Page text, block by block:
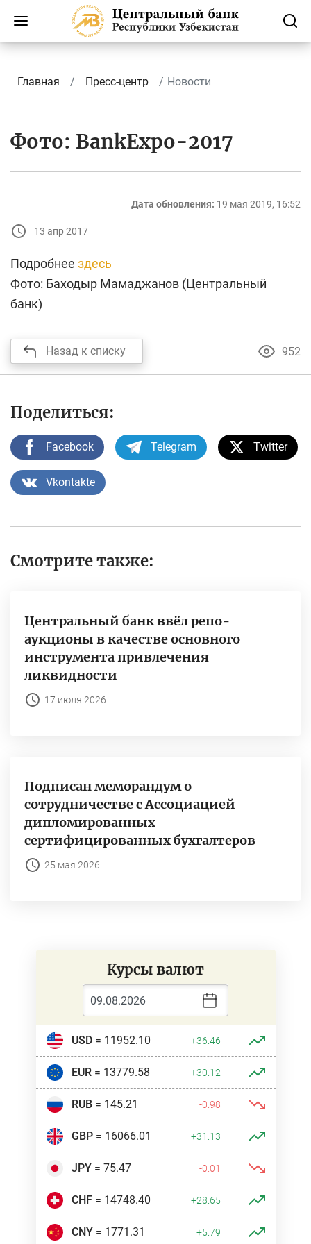
Главная Пресс-центр Новости
Фото: BankExpo-2017
Дата обновления: 19 мая 2019, 16:52
13 апр 2017
Подробнее здесь
Фото: Баходыр Мамаджанов (Центральный
банк)
Назад к списку 952
Поделиться:
Facebook Telegram Twitter
Vkontakte
Смотрите также:
Центральный банк ввёл репо-
аукционы в качестве основного
инструмента привлечения
ликвидности
17 июля 2026
Подписан меморандум о
сотрудничестве с Ассоциацией
дипломированных
сертифицированных бухгалтеров
25 мая 2026
Курсы валют
USD= 11952.10 +36.46
EUR= 13779.58 +30.12
RUB= 145.21 -0.98
GBP= 16066.01 +31.13
JPY= 75.47 -0.01
CHF= 14748.40 +28.65
CNY= 1771.31 +5.79